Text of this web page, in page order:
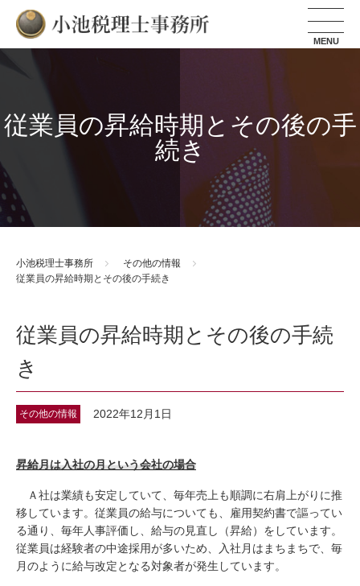
小池税理士事務所
従業員の昇給時期とその後の手
続き
小池税理士事務所
その他の情報
従業員の昇給時期とその後の手続き
従業員の昇給時期とその後の手続
き
その他の情報 2022年12月1日
昇給月は入社の月という会社の場合
Ａ社は業績も安定していて、毎年売上も順調に右肩上がりに推
移しています。従業員の給与についても、雇用契約書で謳ってい
る通り、毎年人事評価し、給与の見直し（昇給）をしています。
従業員は経験者の中途採用が多いため、入社月はまちまちで、毎
月のように給与改定となる対象者が発生しています。